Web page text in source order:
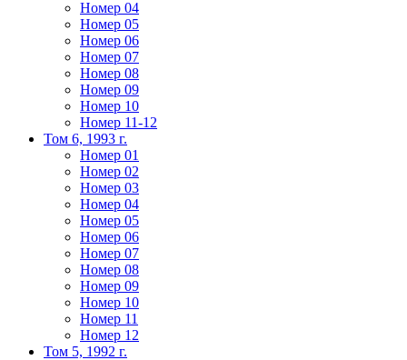
Номер 04
Номер 05
Номер 06
Номер 07
Номер 08
Номер 09
Номер 10
Номер 11-12
Том 6, 1993 г.
Номер 01
Номер 02
Номер 03
Номер 04
Номер 05
Номер 06
Номер 07
Номер 08
Номер 09
Номер 10
Номер 11
Номер 12
Том 5, 1992 г.